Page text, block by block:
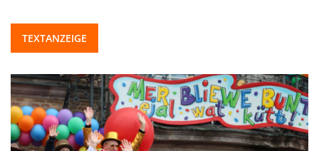
TEXTANZEIGE